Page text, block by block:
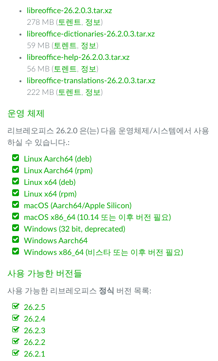
libreoffice-26.2.0.3.tar.xz
278 MB ( 토렌트, 정보 )
libreoffice-dictionaries-26.2.0.3.tar.xz
59 MB ( 토렌트, 정보 )
libreoffice-help-26.2.0.3.tar.xz
56 MB ( 토렌트, 정보 )
libreoffice-translations-26.2.0.3.tar.xz
222 MB ( 토렌트, 정보 )
운영 체제
리브레오피스 26.2.0 은(는) 다음 운영체제/시스템에서 사용
하실 수 있습니다.:
Linux Aarch64 (deb)
Linux Aarch64 (rpm)
Linux x64 (deb)
Linux x64 (rpm)
macOS (Aarch64/Apple Silicon)
macOS x86_64 (10.14 또는 이후 버전 필요)
Windows (32 bit, deprecated)
Windows Aarch64
Windows x86_64 (비스타 또는 이후 버전 필요)
사용 가능한 버전들
사용 가능한 리브레오피스 정식 버전 목록:
26.2.5
26.2.4
26.2.3
26.2.2
26.2.1